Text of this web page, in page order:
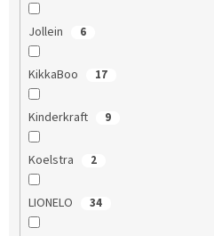
Jollein 6
KikkaBoo 17
Kinderkraft 9
Koelstra 2
LIONELO 34